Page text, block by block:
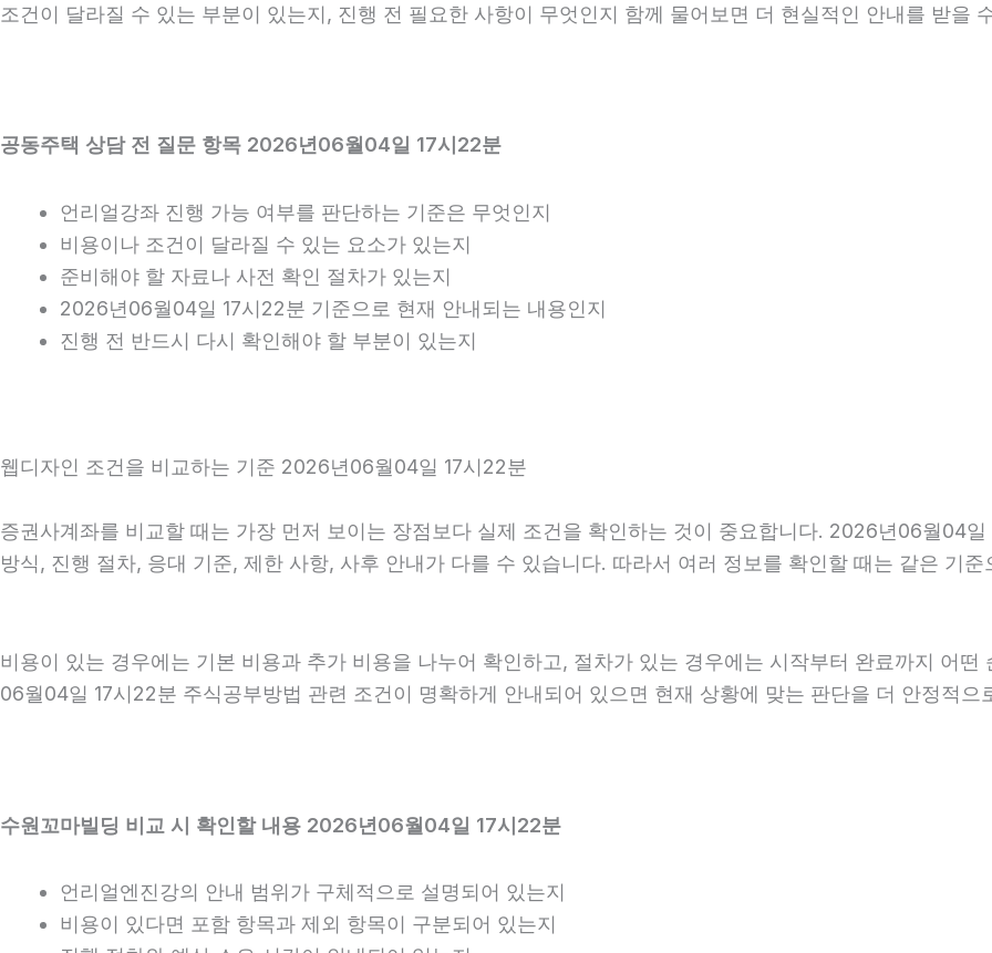
조건이 달라질 수 있는 부분이 있는지, 진행 전 필요한 사항이 무엇인지 함께 물어보면 더 현실적인 안내를 받을
공동주택 상담 전 질문 항목 2026년06월04일 17시22분
언리얼강좌 진행 가능 여부를 판단하는 기준은 무엇인지
비용이나 조건이 달라질 수 있는 요소가 있는지
준비해야 할 자료나 사전 확인 절차가 있는지
2026년06월04일 17시22분 기준으로 현재 안내되는 내용인지
진행 전 반드시 다시 확인해야 할 부분이 있는지
웹디자인 조건을 비교하는 기준 2026년06월04일 17시22분
증권사계좌를 비교할 때는 가장 먼저 보이는 장점보다 실제 조건을 확인하는 것이 중요합니다. 2026년06월04
방식, 진행 절차, 응대 기준, 제한 사항, 사후 안내가 다를 수 있습니다. 따라서 여러 정보를 확인할 때는 같은 기
비용이 있는 경우에는 기본 비용과 추가 비용을 나누어 확인하고, 절차가 있는 경우에는 시작부터 완료까지 어
06월04일 17시22분 주식공부방법 관련 조건이 명확하게 안내되어 있으면 현재 상황에 맞는 판단을 더 안정적으
수원꼬마빌딩 비교 시 확인할 내용 2026년06월04일 17시22분
언리얼엔진강의 안내 범위가 구체적으로 설명되어 있는지
비용이 있다면 포함 항목과 제외 항목이 구분되어 있는지